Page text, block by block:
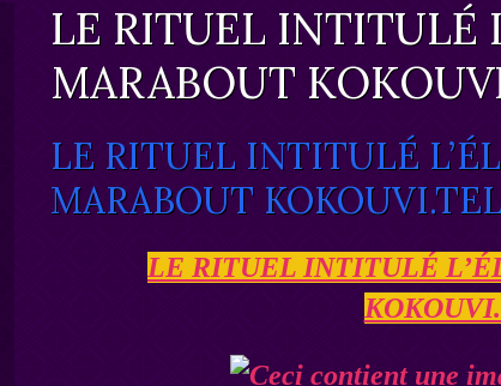
LE RITUEL INTITULÉ
MARABOUT
LE RITUEL INTITULÉ
MARABOUT
LE RITUEL INTITULÉ